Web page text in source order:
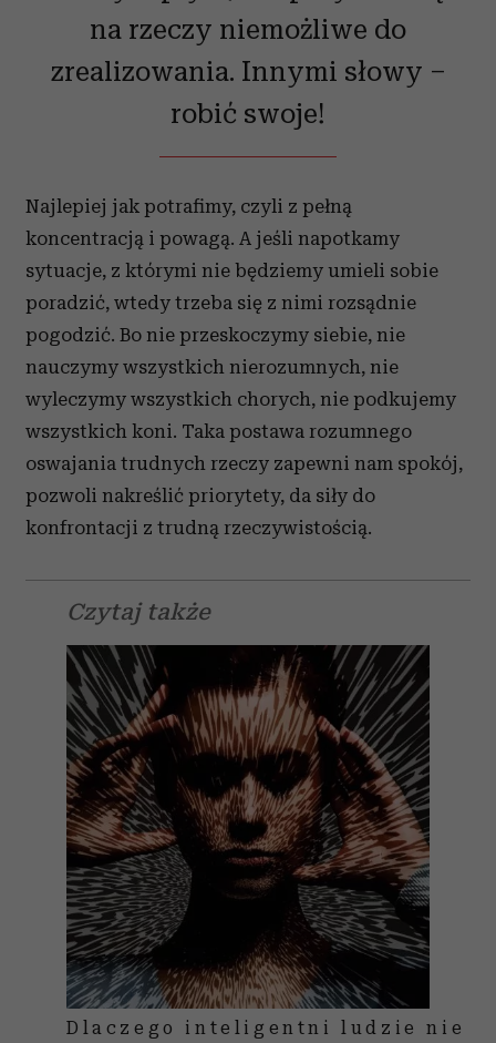
na rzeczy niemożliwe do
zrealizowania. Innymi słowy –
robić swoje!
Najlepiej jak potrafimy, czyli z pełną
koncentracją i powagą. A jeśli napotkamy
sytuacje, z którymi nie będziemy umieli sobie
poradzić, wtedy trzeba się z nimi rozsądnie
pogodzić. Bo nie przeskoczymy siebie, nie
nauczymy wszystkich nierozumnych, nie
wyleczymy wszystkich chorych, nie podkujemy
wszystkich koni. Taka postawa rozumnego
oswajania trudnych rzeczy zapewni nam spokój,
pozwoli nakreślić priorytety, da siły do
konfrontacji z trudną rzeczywistością.
Czytaj także
Dlaczego inteligentni ludzie nie